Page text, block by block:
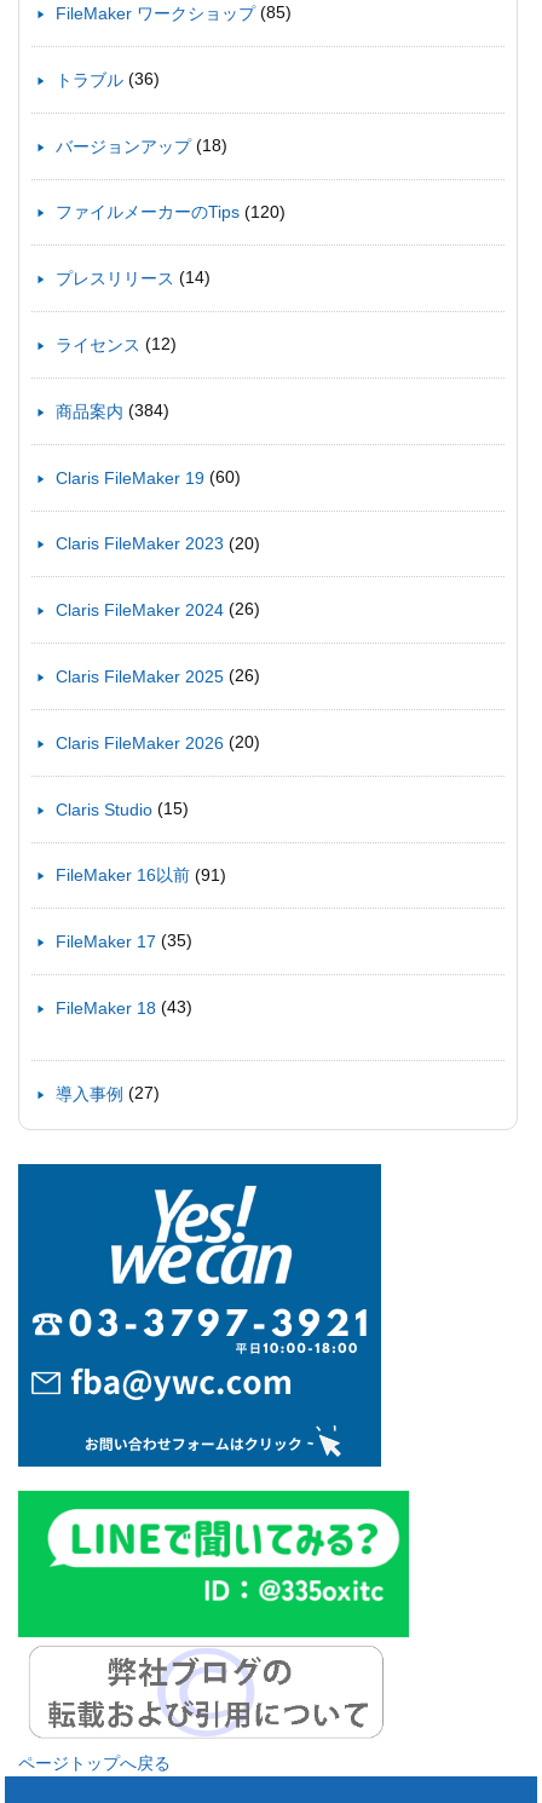
FileMaker ワークショップ(85)
トラブル (36)
バージョンアップ(18)
ファイルメーカーのTips (120)
プレスリリース (14)
ライセンス (12)
商品案内 (384)
Claris FileMaker 19 (60)
Claris FileMaker 2023 (20)
Claris FileMaker 2024 (26)
Claris FileMaker 2025 (26)
Claris FileMaker 2026 (20)
Claris Studio (15)
FileMaker 16以前 (91)
FileMaker 17 (35)
FileMaker 18 (43)
導入事例 (27)
ページトップへ戻る